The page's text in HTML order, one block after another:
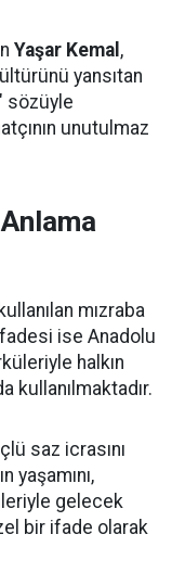
Yaşar Kemal ,
yansıtan
sözüyle
unutulmaz
mızraba
ise Anadolu
halkın
kullanılmaktadır.
saz icrasını
yaşamını,
gelecek
bir ifade olarak